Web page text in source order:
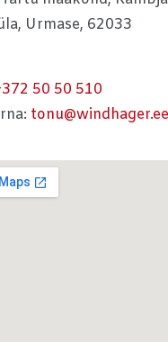
Urmase, 62033
50 50 510
tonu@windhager.ee